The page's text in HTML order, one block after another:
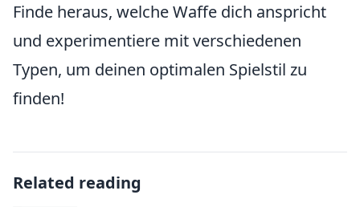
Finde heraus, welche Waffe dich anspricht
und experimentiere mit verschiedenen
Typen, um deinen optimalen Spielstil zu
finden!
Related reading